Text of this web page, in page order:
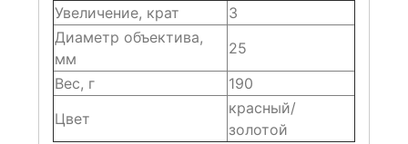
Увеличение, крат
3
Диаметр объектива,
мм
25
Вес, г
190
Цвет
красный/
золотой